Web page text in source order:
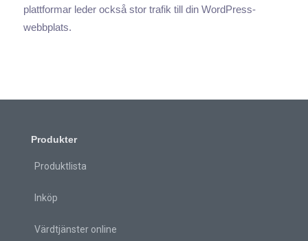
plattformar leder också stor trafik till din WordPress-
webbplats.
Produkter
Produktlista
Inköp
Värdtjänster online